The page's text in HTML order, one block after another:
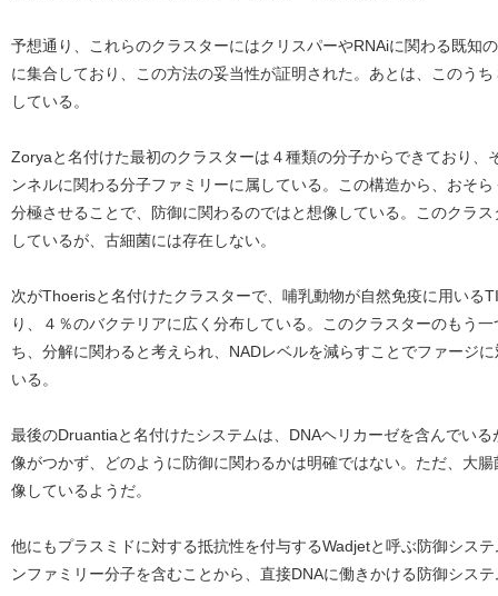
予想通り、これらのクラスターにはクリスパーやRNAiに関わる既知
に集合しており、この方法の妥当性が証明された。あとは、このう
している。
Zoryaと名付けた最初のクラスターは４種類の分子からできており、
ンネルに関わる分子ファミリーに属している。この構造から、おそ
分極させることで、防御に関わるのではと想像している。このクラ
しているが、古細菌には存在しない。
次がThoerisと名付けたクラスターで、哺乳動物が自然免疫に用いる
り、４％のバクテリアに広く分布している。このクラスターのもう
ち、分解に関わると考えられ、NADレベルを減らすことでファージ
いる。
最後のDruantiaと名付けたシステムは、DNAヘリカーゼを含んでい
像がつかず、どのように防御に関わるかは明確ではない。ただ、大
像しているようだ。
他にもプラスミドに対する抵抗性を付与するWadjetと呼ぶ防御シス
ンファミリー分子を含むことから、直接DNAに働きかける防御シス